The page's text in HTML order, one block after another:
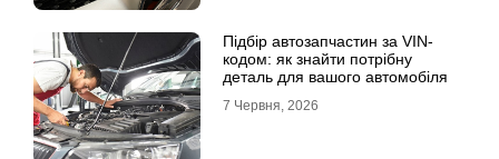
Підбір автозапчастин за VIN-
кодом: як знайти потрібну
деталь для вашого автомобіля
7 Червня, 2026